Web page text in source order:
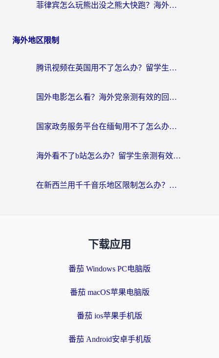
菲律宾怎么玩熊出没之熊大快跑？海外党国服游戏加速终极攻略（附3款热门游戏实测）
海外地区限制
腾讯视频在英国用不了怎么办？留学生亲测有效的回国加速器指南
国外电影怎么看？海外党亲测有效的回国加速器选择指南
国家政务服务平台在缅甸用不了怎么办？海外华人必看的回国加速全攻略
海外看不了b站怎么办？留学生亲测有效的回国加速器选择攻略，解决豆瓣音乐、美团外卖难题
在新西兰用千千音乐地区限制怎么办？海外华人必备的回国加速解决方案
下载应用
番茄 Windows PC电脑版
番茄 macOS苹果电脑版
番茄 ios苹果手机版
番茄 Android安卓手机版